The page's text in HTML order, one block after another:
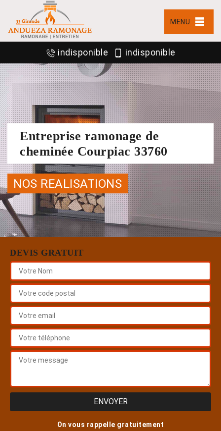
MENU
indisponible indisponible
Entreprise ramonage de
cheminée Courpiac 33760
NOS REALISATIONS
DEVIS GRATUIT
On vous rappelle gratuitement